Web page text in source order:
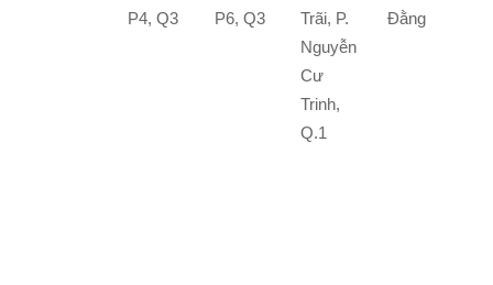
P4, Q3
P6, Q3
Trãi, P.
Nguyễn
Cư
Trinh,
Q.1
Đằng